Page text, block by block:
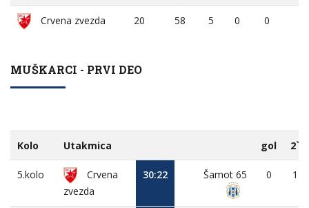
Crvena zvezda 20 58 5 0 0
MUŠKARCI - PRVI DEO
Kolo Utakmica gol 2`
5.kolo
Crvena
zvezda
30:22 Šamot 65 0 1